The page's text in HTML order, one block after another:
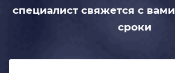
специалист свяжется с вами
сроки